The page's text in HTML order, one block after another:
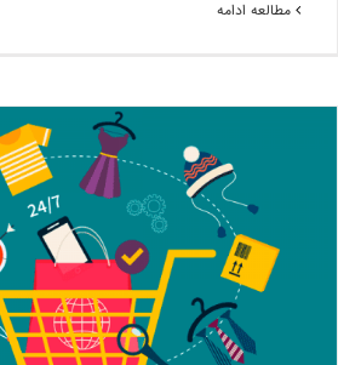
مطالعه ادامه
چگونه می توان لوازم بهداشتی ساختمان را از
کرد؟
بلاگ